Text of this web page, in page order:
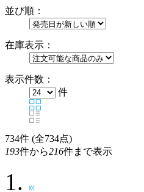
並び順：
在庫表示：
表示件数：
件
734件 (全734点)
193件から216件まで表示